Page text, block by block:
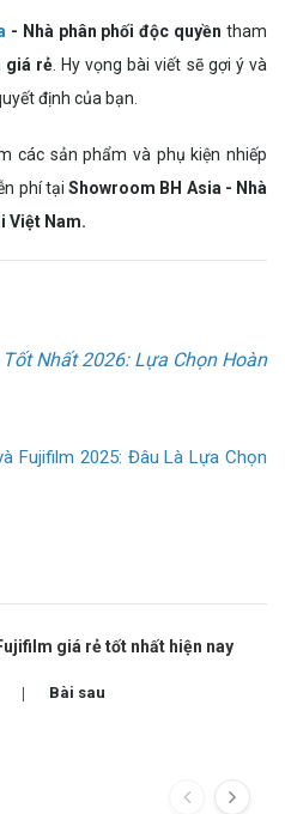
- Nhà phân phối độc quyền tham
giá rẻ. Hy vọng bài viết sẽ gợi ý và
định của bạn.
các sản phẩm và phụ kiện nhiếp
phí tại Showroom BH Asia - Nhà
Việt Nam.
Nhất 2026: Lựa Chọn Hoàn
Fujifilm 2025: Đâu Là Lựa Chọn
giá rẻ tốt nhất hiện nay
Bài sau